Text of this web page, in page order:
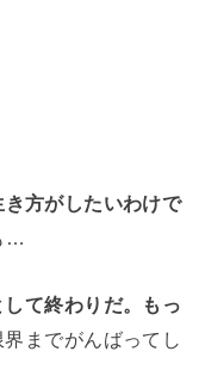
き方がしたいわけで
…
して終わりだ。もっ
までがんばってし